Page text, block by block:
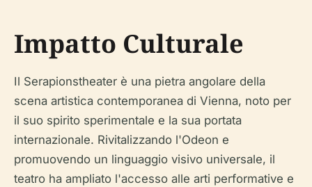
Impatto Culturale
Il Serapionstheater è una pietra angolare della
scena artistica contemporanea di Vienna, noto per
il suo spirito sperimentale e la sua portata
internazionale. Rivitalizzando l'Odeon e
promuovendo un linguaggio visivo universale, il
teatro ha ampliato l'accesso alle arti performative e